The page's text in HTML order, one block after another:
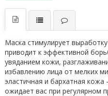
Маска стимулирует
приводит к эффективной
увяданием кожи,
избавлению лица от мелких
эластичная и бархатная
ожидает вас при регулярном